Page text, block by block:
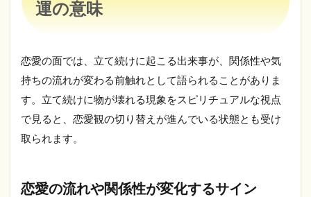
る
愛
の
意
味
4.1
関係
運の意味
恋愛の面では、立て続けに起こる出来事が、関係性や気
持ちの流れが変わる前触れとして語られることがありま
す。立て続けに物が壊れる現象をスピリチュアルな視点
で見ると、恋愛観の切り替えが進んでいる状態とも受け
取られます。
恋愛の流れや関係性が変化するサイン